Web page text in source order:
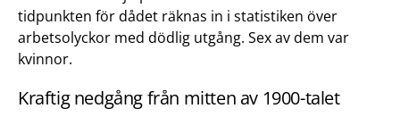
tidpunkten för dådet räknas in i statistiken över
arbetsolyckor med dödlig utgång. Sex av dem var
kvinnor.
Kraftig nedgång från mitten av 1900-talet